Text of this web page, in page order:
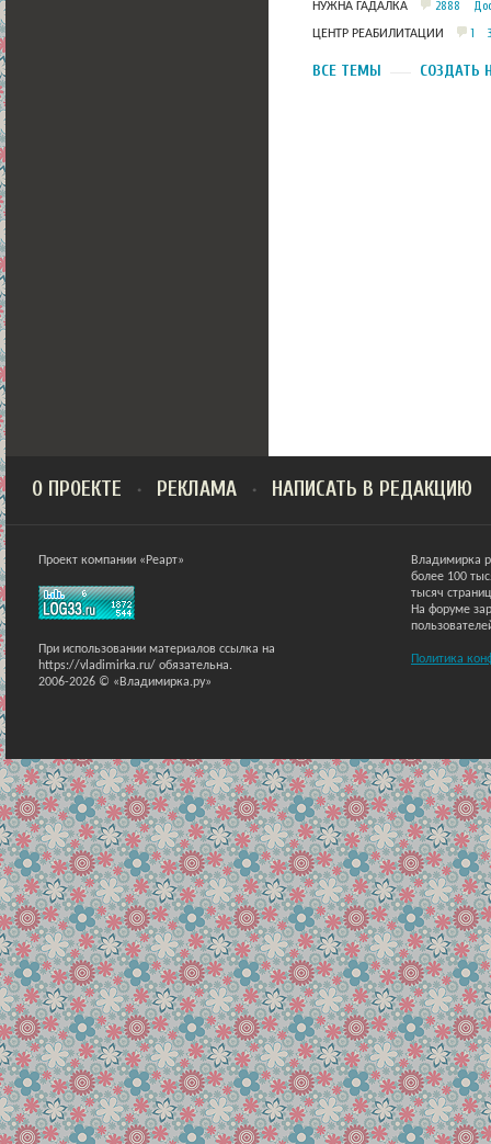
НУЖНА ГАДАЛКА 2888
ЦЕНТР РЕАБИЛИТАЦИИ 1
ВСЕ ТЕМЫ СОЗДАТЬ
О ПРОЕКТЕ РЕКЛАМА НАПИСАТЬ В РЕДАКЦИЮ
Проект компании «Реарт»
При использовании материалов ссылка на
https://vladimirka.ru/ обязательна.
2006-2026 © «Владимирка.ру»
Владимирка
более 100
тысяч
На форуме
Политика